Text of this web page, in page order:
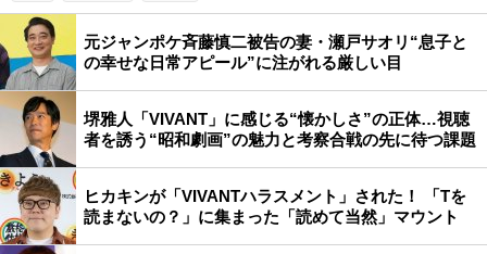
元ジャンポケ斉藤慎二被告の妻・瀬戸サオリ“息子と
の幸せな日常アピール”に注がれる厳しい目
堺雅人「VIVANT」に感じる“懐かしさ”の正体…視聴
者を誘う“昭和劇画”の魅力と考察合戦の先に待つ課題
ヒカキンが「VIVANTハラスメント」された！ 「Tを
読まないの？」に集まった「読めて当然」マウント